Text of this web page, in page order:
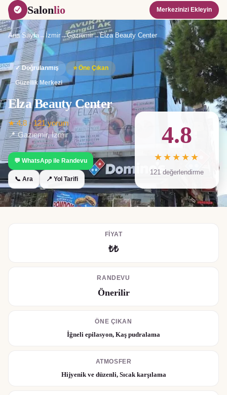
Salonlio Merkezinizi Ekleyin
Ana Sayfa →İzmir→Gaziemir→Elza Beauty Center
✓ Doğrulanmış ⭐ Öne Çıkan
Güzellik Merkezi
Elza Beauty Center
★4.8 ·121yorum
📍Gaziemir,İzmir
💬 WhatsApp ile Randevu
📞 Ara 📍 Yol Tarifi
4.8
★★★★★
121 değerlendirme
FIYAT
₺₺
RANDEVU
Önerilir
ÖNE ÇIKAN
İğneli epilasyon, Kaş pudralama
ATMOSFER
Hijyenik ve düzenli, Sıcak karşılama